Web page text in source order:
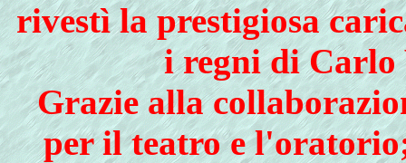
rivestì la prestigiosa
i regni di Carlo
Grazie alla
per il teatro e